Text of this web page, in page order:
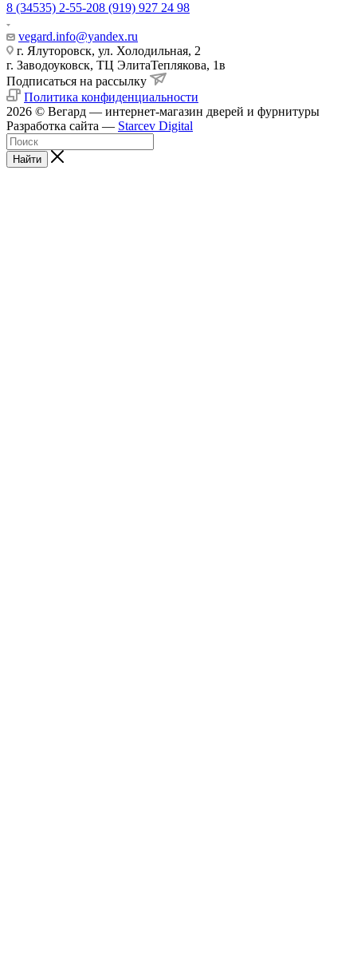
8 (34535) 2-55-208 (919) 927 24 98
vegard.info@yandex.ru
г. Ялуторовск, ул. Холодильная, 2
г. Заводоуковск, ​ТЦ Элита​Теплякова, 1в
Подписаться на рассылку
Политика конфиденциальности
2026 © Вегард — интернет-магазин дверей и фурнитуры
Разработка сайта — Starcev Digital
Найти